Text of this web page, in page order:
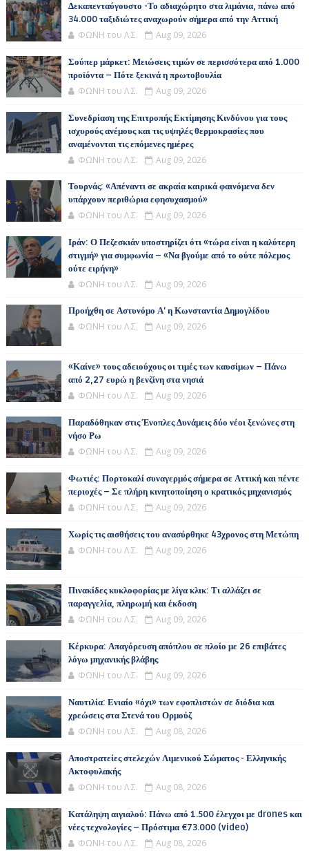
Δεκαπενταύγουστο -Το αδιαχώρητο στα λιμάνια, πάνω από
34.000 ταξιδιώτες αναχωρούν σήμερα από την Αττική
ΦΩΝΗ του Λ.Σ. Aug 09, 2026
Σούπερ μάρκετ: Μειώσεις τιμών σε περισσότερα από 1.000
προϊόντα – Πότε ξεκινά η πρωτοβουλία
ΦΩΝΗ του Λ.Σ. Aug 09, 2026
Συνεδρίαση της Επιτροπής Εκτίμησης Κινδύνου για τους
ισχυρούς ανέμους και τις υψηλές θερμοκρασίες που
αναμένονται τις επόμενες ημέρες
ΦΩΝΗ του Λ.Σ. Aug 09, 2026
Τουρνάς: «Απέναντι σε ακραία καιρικά φαινόμενα δεν
υπάρχουν περιθώρια εφησυχασμού»
ΦΩΝΗ του Λ.Σ. Aug 09, 2026
Ιράν: Ο Πεζεσκιάν υποστηρίζει ότι «τώρα είναι η καλύτερη
στιγμή» για συμφωνία – «Να βγούμε από το ούτε πόλεμος
ούτε ειρήνη»
ΦΩΝΗ του Λ.Σ. Aug 09, 2026
Προήχθη σε Αστυνόμο Α' η Κωνσταντία Δημογλίδου
ΦΩΝΗ του Λ.Σ. Aug 09, 2026
«Καίνε» τους αδειούχους οι τιμές των καυσίμων – Πάνω
από 2,27 ευρώ η βενζίνη στα νησιά
ΦΩΝΗ του Λ.Σ. Aug 09, 2026
Παραδόθηκαν στις Ένοπλες Δυνάμεις δύο νέοι ξενώνες στη
νήσο Ρω
ΦΩΝΗ του Λ.Σ. Aug 09, 2026
Φωτιές: Πορτοκαλί συναγερμός σήμερα σε Αττική και πέντε
περιοχές – Σε πλήρη κινητοποίηση ο κρατικός μηχανισμός
ΦΩΝΗ του Λ.Σ. Aug 09, 2026
Χωρίς τις αισθήσεις του ανασύρθηκε 43χρονος στη Μετώπη
ΦΩΝΗ του Λ.Σ. Aug 09, 2026
Πινακίδες κυκλοφορίας με λίγα κλικ: Τι αλλάζει σε
παραγγελία, πληρωμή και έκδοση
ΦΩΝΗ του Λ.Σ. Aug 09, 2026
Κέρκυρα: Απαγόρευση απόπλου σε πλοίο με 26 επιβάτες
λόγω μηχανικής βλάβης
ΦΩΝΗ του Λ.Σ. Aug 09, 2026
Ναυτιλία: Ενιαίο «όχι» των εφοπλιστών σε διόδια και
χρεώσεις στα Στενά του Ορμούζ
ΦΩΝΗ του Λ.Σ. Aug 08, 2026
Αποστρατείες στελεχών Λιμενικού Σώματος - Ελληνικής
Ακτοφυλακής
ΦΩΝΗ του Λ.Σ. Aug 08, 2026
Κατάληψη αιγιαλού: Πάνω από 1.500 έλεγχοι με drones και
νέες τεχνολογίες – Πρόστιμα €73.000 (video)
ΦΩΝΗ του Λ.Σ. Aug 08, 2026